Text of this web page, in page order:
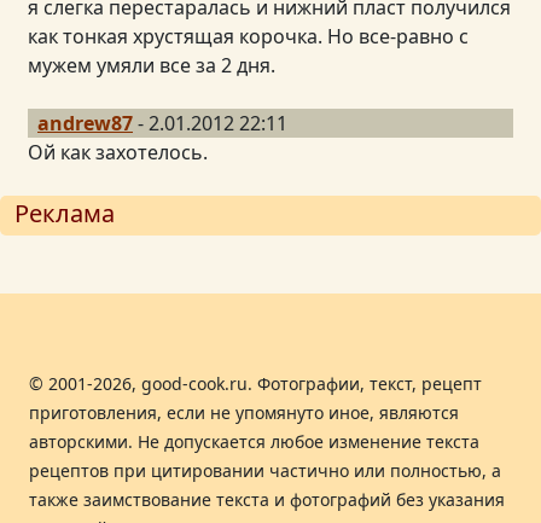
я слегка перестаралась и нижний пласт получился
как тонкая хрустящая корочка. Но все-равно с
мужем умяли все за 2 дня.
andrew87- 2.01.2012 22:11
Ой как захотелось.
Реклама
© 2001-2026, good-cook.ru. Фотографии, текст, рецепт
приготовления, если не упомянуто иное, являются
авторскими. Не допускается любое изменение текста
рецептов при цитировании частично или полностью, а
также заимствование текста и фотографий без указания